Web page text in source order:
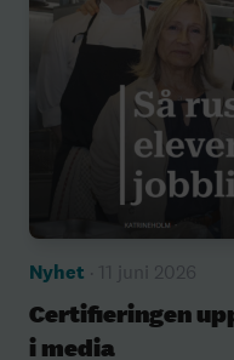
Nyhet · 11 juni 2026
Certifieringen
i media